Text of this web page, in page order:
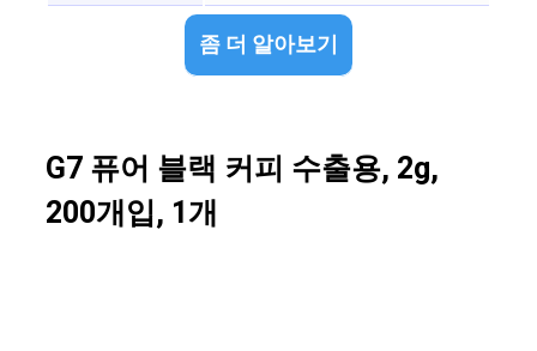
좀 더 알아보기
G7 퓨어 블랙 커피 수출용, 2g,
200개입, 1개